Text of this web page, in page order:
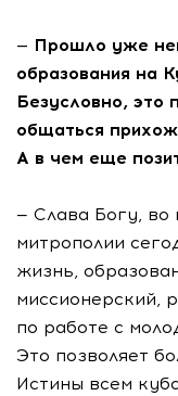
— Прошло уже
образования на
Безусловно, это
общаться
А в чем еще
— Слава Богу, во
митрополии
жизнь,
миссионерский,
по работе с
Это позволяет
Истины всем